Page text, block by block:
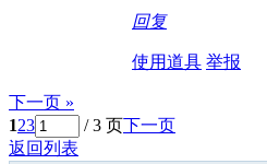
回复
使用道具 举报
下一页 »
123 / 3 页下一页
返回列表